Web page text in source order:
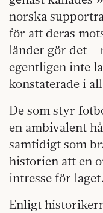
norska
för att deras
länder gör det –
egentligen inte
konstaterade i
De som styr
en ambivalent
samtidigt som
historien att en
intresse för laget.
Enligt